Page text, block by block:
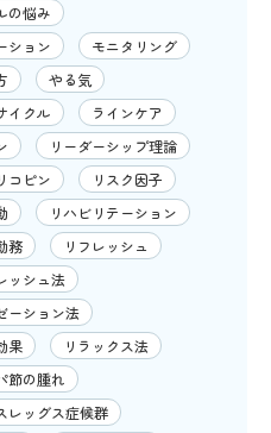
の悩み
ション
モニタリング
やる気
イクル
ラインケア
リーダーシップ理論
コピン
リスク因子
リハビリテーション
務
リフレッシュ
ッシュ法
ーション法
果
リラックス法
節の腫れ
レッグス症候群